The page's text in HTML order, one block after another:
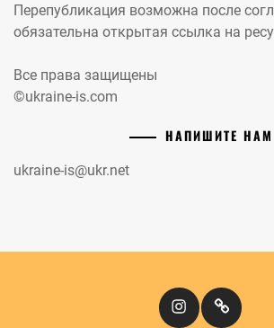
Перепубликация возможна после
обязательна открытая ссылка на
Все права защищены
©ukraine-is.com
НАПИШИТЕ НАМ
ukraine-is@ukr.net
Instagram